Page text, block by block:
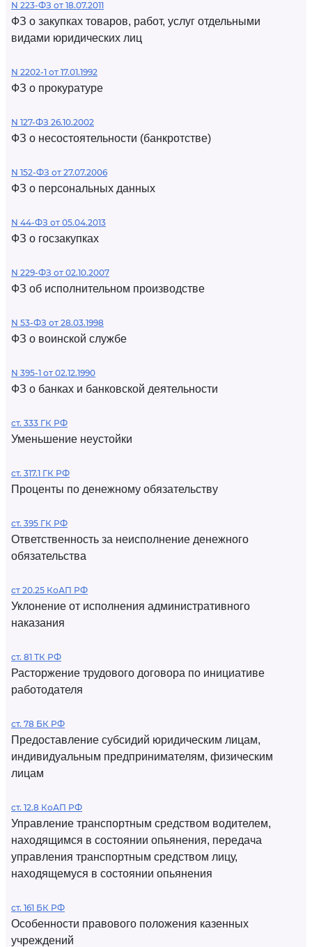
N 223-ФЗ от 18.07.2011
ФЗ о закупках товаров, работ, услуг отдельными
видами юридических лиц
N 2202-1 от 17.01.1992
ФЗ о прокуратуре
N 127-ФЗ 26.10.2002
ФЗ о несостоятельности (банкротстве)
N 152-ФЗ от 27.07.2006
ФЗ о персональных данных
N 44-ФЗ от 05.04.2013
ФЗ о госзакупках
N 229-ФЗ от 02.10.2007
ФЗ об исполнительном производстве
N 53-ФЗ от 28.03.1998
ФЗ о воинской службе
N 395-1 от 02.12.1990
ФЗ о банках и банковской деятельности
ст. 333 ГК РФ
Уменьшение неустойки
ст. 317.1 ГК РФ
Проценты по денежному обязательству
ст. 395 ГК РФ
Ответственность за неисполнение денежного
обязательства
ст 20.25 КоАП РФ
Уклонение от исполнения административного
наказания
ст. 81 ТК РФ
Расторжение трудового договора по инициативе
работодателя
ст. 78 БК РФ
Предоставление субсидий юридическим лицам,
индивидуальным предпринимателям, физическим
лицам
ст. 12.8 КоАП РФ
Управление транспортным средством водителем,
находящимся в состоянии опьянения, передача
управления транспортным средством лицу,
находящемуся в состоянии опьянения
ст. 161 БК РФ
Особенности правового положения казенных
учреждений